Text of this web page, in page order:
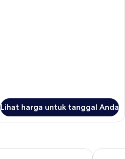
Lihat harga untuk tanggal Anda
Quality